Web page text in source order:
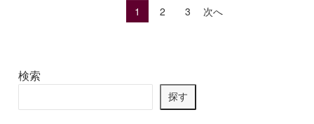
1 2 3 次へ
検索
探す